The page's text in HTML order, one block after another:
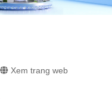
Phỏng vấn
Xem trang web